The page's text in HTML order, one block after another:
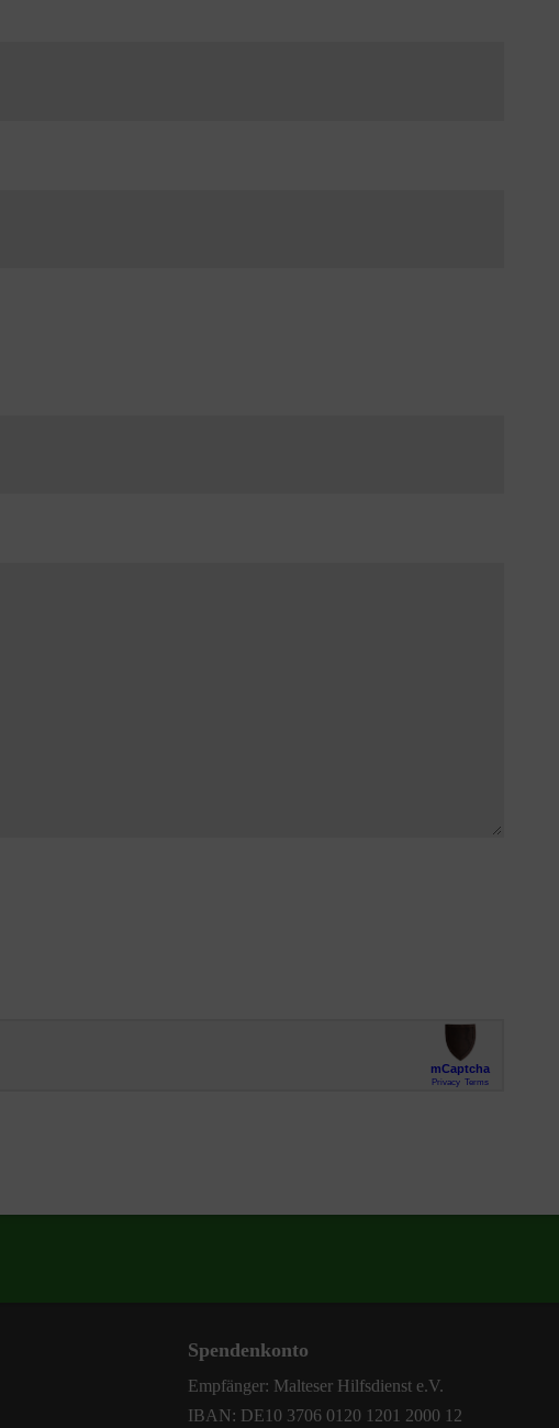
Spendenkonto
Empfänger: Malteser Hilfsdienst e.V.
IBAN: DE10 3706 0120 1201 2000 12